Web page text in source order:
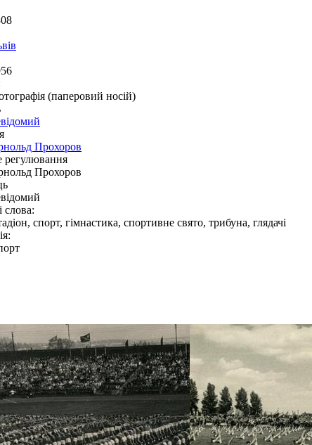
(паперовий носій)
Прохоров
регулювання
Прохоров
слова:
спорт, гімнастика, спортивне свято, трибуна, глядачі